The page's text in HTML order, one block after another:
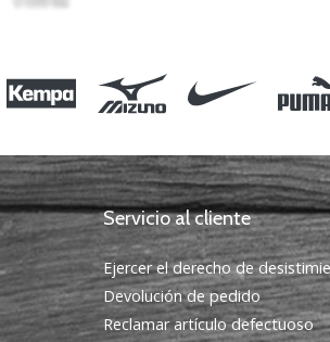
Servicio al cliente
Ejercer el derecho de
Devolución de pedido
Reclamar artículo defectuoso